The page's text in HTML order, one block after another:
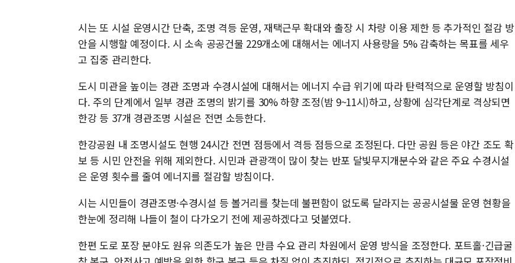
시는 또 시설 운영시간 단축, 조명 격등 운영, 재택근무 확대와 출장 시 차량 이용 제한 등 추가적인 절감 방
안을 시행할 예정이다. 시 소속 공공건물 229개소에 대해서는 에너지 사용량을 5% 감축하는 목표를 세우
고 집중 관리한다.
도시 미관을 높이는 경관 조명과 수경시설에 대해서는 에너지 수급 위기에 따라 탄력적으로 운영할 방침이
다. 주의 단계에서 일부 경관 조명의 밝기를 30% 하향 조정(밤 9~11시)하고, 상황에 심각단계로 격상되면
한강 등 37개 경관조명 시설은 전면 소등한다.
한강공원 내 조명시설도 현행 24시간 전면 점등에서 격등 점등으로 조정된다. 다만 공원 등은 야간 조도 확
보 등 시민 안전을 위해 제외한다. 시민과 관광객이 많이 찾는 반포 달빛무지개분수와 같은 주요 수경시설
은 운영 횟수를 줄여 에너지를 절감할 방침이다.
시는 시민들이 경관조명·수경시설 등 볼거리를 찾는데 불편함이 없도록 달라지는 공공시설물 운영 현황을
한눈에 정리해 나들이 철이 다가오기 전에 제공하겠다고 덧붙였다.
한편 도로 포장 분야도 원유 의존도가 높은 만큼 수요 관리 차원에서 운영 방식을 조정한다. 포트홀·긴급굴